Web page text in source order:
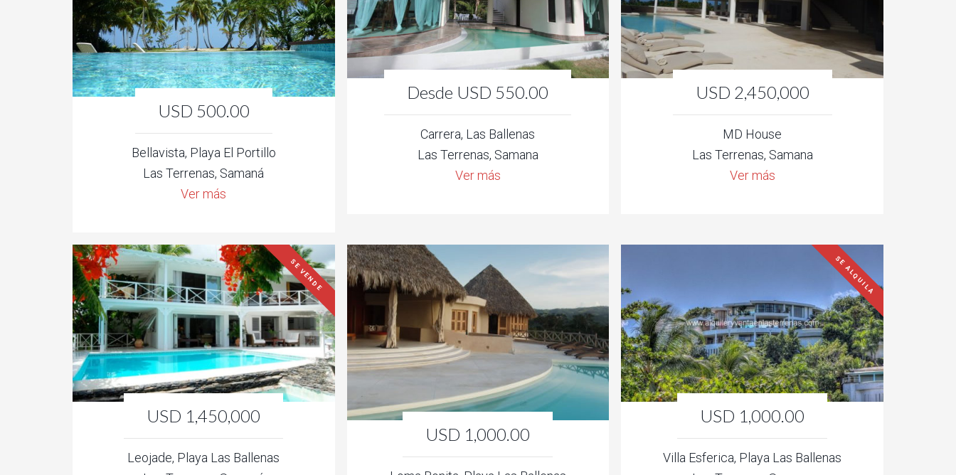
USD 500.00
Bellavista, Playa El Portillo
Las Terrenas, Samaná
Ver más
Desde USD 550.00
Carrera, Las Ballenas
Las Terrenas, Samana
Ver más
USD 2,450,000
MD House
Las Terrenas, Samana
Ver más
USD 1,450,000
SE VENDE
Leojade, Playa Las Ballenas
USD 1,000.00
USD 1,000.00
SE ALQUILA
Villa Esferica, Playa Las Ballenas